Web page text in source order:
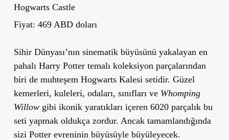
Hogwarts Castle
Fiyat: 469 ABD doları
Sihir Dünyası’nın sinematik büyüsünü yakalayan en
pahalı Harry Potter temalı koleksiyon parçalarından
biri de muhteşem Hogwarts Kalesi setidir. Güzel
kemerleri, kuleleri, odaları, sınıfları ve Whomping
Willowgibi ikonik yaratıkları içeren 6020 parçalık bu
seti yapmak oldukça zordur. Ancak tamamlandığında
sizi Potter evreninin büyüsüyle büyüleyecek.